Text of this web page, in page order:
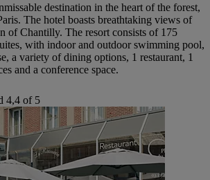
destination in the heart of the forest,
The hotel boasts breathtaking views of
of Chantilly. The resort consists of 175
with indoor and outdoor swimming pool,
a variety of dining options, 1 restaurant, 1
and a conference space.
4,4 of 5